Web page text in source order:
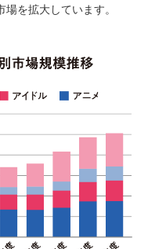
を拡大しています。